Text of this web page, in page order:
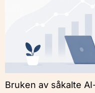
Bruken av såkalte